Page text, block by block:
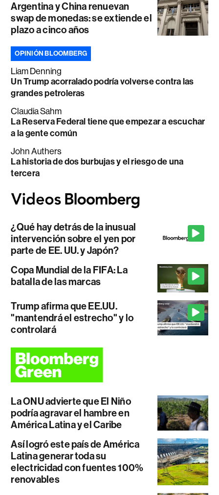
Argentina y China renuevan
swap de monedas: se extiende el
plazo a cinco años
OPINIÓN BLOOMBERG
Liam Denning
Un Trump acorralado podría volverse contra las
grandes petroleras
Claudia Sahm
La Reserva Federal tiene que empezar a escuchar
a la gente común
John Authers
La historia de dos burbujas y el riesgo de una
tercera
¿Qué hay detrás de la inusual
intervención sobre el yen por
parte de EE. UU. y Japón?
Copa Mundial de la FIFA: La
batalla de las marcas
Trump afirma que EE.UU.
"mantendrá el estrecho" y lo
controlará
La ONU advierte que El Niño
podría agravar el hambre en
América Latina y el Caribe
Así logró este país de América
Latina generar toda su
electricidad con fuentes 100%
renovables